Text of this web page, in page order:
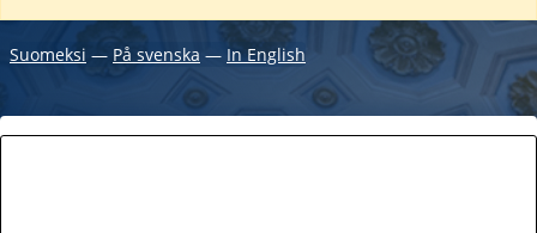
Suomeksi ― På svenska ― In English